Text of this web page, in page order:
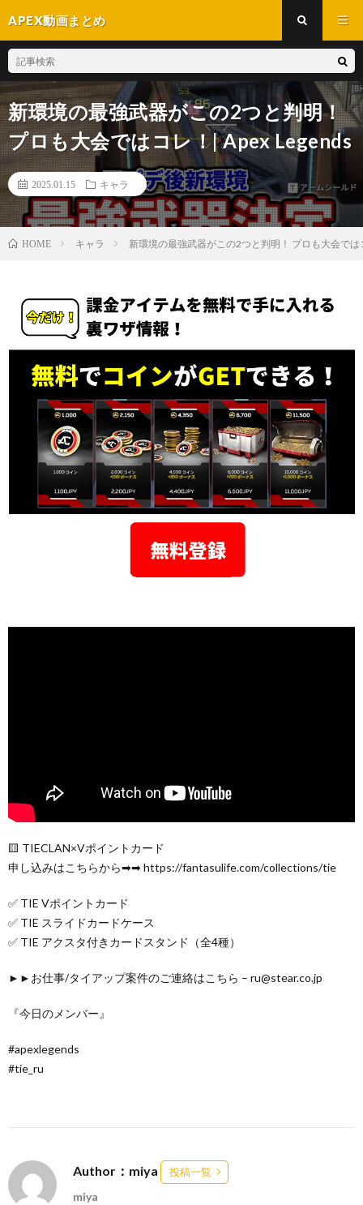
APEX動画まとめ
新環境の最強武器がこの2つと判明！
プロも大会ではコレ！| Apex Legends
2025.01.15 キャラ
HOME キャラ 新環境の最強武器がこの2つと判明！ プロも大会で
🟨 TIECLAN×Vポイントカード
申し込みはこちらから➡➡ https://fantasulife.com/collections/tie
✅ TIE Vポイントカード
✅ TIE スライドカードケース
✅ TIE アクスタ付きカードスタンド（全4種）
►►お仕事/タイアップ案件のご連絡はこちら – ru@stear.co.jp
『今日のメンバー』
#apexlegends
#tie_ru
Author：miya 投稿一覧
miya